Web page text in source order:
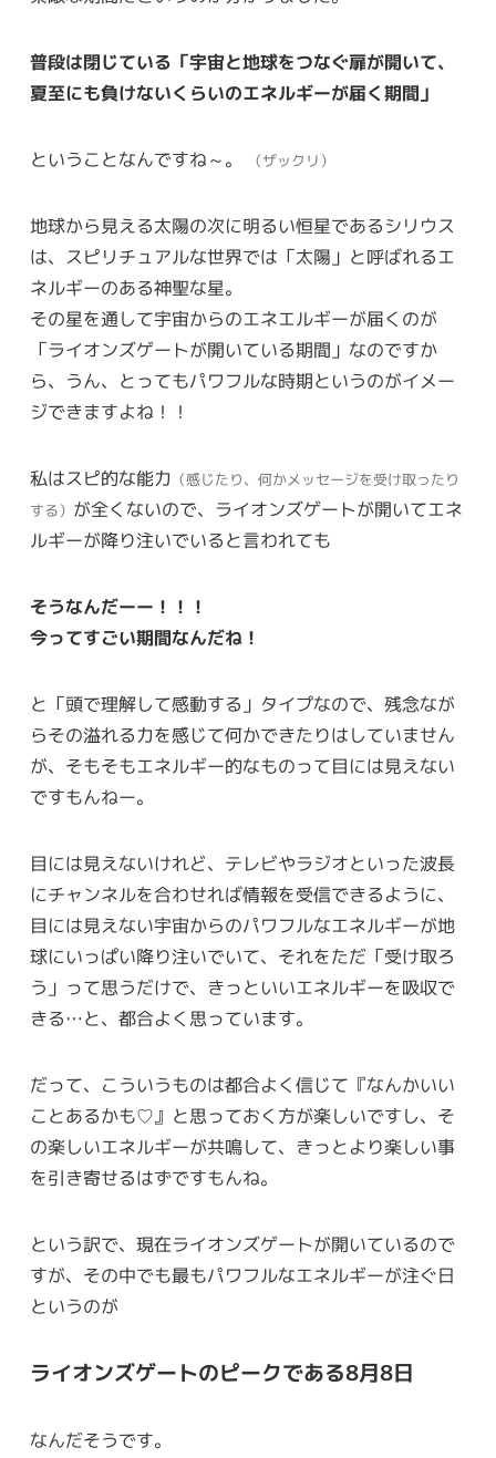
普段は閉じている「宇宙と地球をつなぐ扉が開いて、
夏至にも負けないくらいのエネルギーが届く期間」
ということなんですね～。 （ザックリ）
地球から見える太陽の次に明るい恒星であるシリウス
は、スピリチュアルな世界では「太陽」と呼ばれるエ
ネルギーのある神聖な星。
その星を通して宇宙からのエネエルギーが届くのが
「ライオンズゲートが開いている期間」なのですか
ら、うん、とってもパワフルな時期というのがイメー
ジできますよね！！
私はスピ的な能力 （感じたり、何かメッセージを受け取ったり
する） が全くないので、ライオンズゲートが開いてエネ
ルギーが降り注いでいると言われても
そうなんだーー！！！
今ってすごい期間なんだね！
と「頭で理解して感動する」タイプなので、残念なが
らその溢れる力を感じて何かできたりはしていません
が、そもそもエネルギー的なものって目には見えない
ですもんねー。
目には見えないけれど、テレビやラジオといった波長
にチャンネルを合わせれば情報を受信できるように、
目には見えない宇宙からのパワフルなエネルギーが地
球にいっぱい降り注いでいて、それをただ「受け取ろ
う」って思うだけで、きっといいエネルギーを吸収で
きる…と、都合よく思っています。
だって、こういうものは都合よく信じて『なんかいい
ことあるかも♡』と思っておく方が楽しいですし、そ
の楽しいエネルギーが共鳴して、きっとより楽しい事
を引き寄せるはずですもんね。
という訳で、現在ライオンズゲートが開いているので
すが、その中でも最もパワフルなエネルギーが注ぐ日
というのが
ライオンズゲートのピークである8月8日
なんだそうです。